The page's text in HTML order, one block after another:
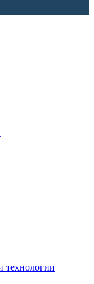
технологии